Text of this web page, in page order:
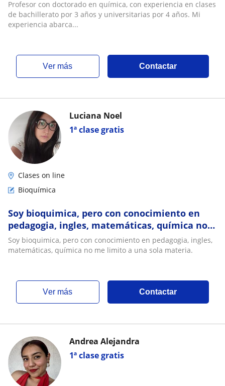
Profesor con doctorado en química, con experiencia en clases
de bachillerato por 3 años y universitarias por 4 años. Mi
experiencia abarca...
ver más Contactar
1ª clase gratis
Luciana Noel
Clases on line
Bioquímica
Soy bioquimica, pero con conocimiento en
pedagogia, ingles, matemáticas, química no
me limito a una sola materia
Soy bioquimica, pero con conocimiento en pedagogia, ingles,
matemáticas, química no me limito a una sola materia.
ver más Contactar
1ª clase gratis
Andrea Alejandra